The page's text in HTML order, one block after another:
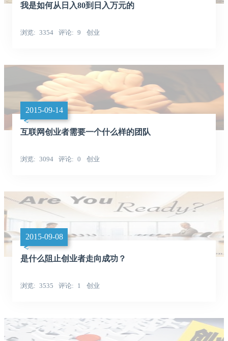
我是如何从日入80到日入万元的
浏览 3354 评论 9 创业
2015-09-14
互联网创业者需要一个什么样的团队
浏览 3094 评论 0 创业
2015-09-08
是什么阻止创业者走向成功？
浏览 3535 评论 1 创业